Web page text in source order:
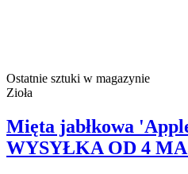
Ostatnie sztuki w magazynie
Zioła
Mięta jabłkowa
WYSYŁKA OD 4